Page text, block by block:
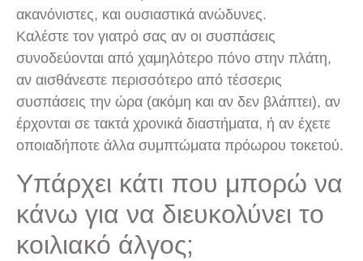
ακανόνιστες, και ουσιαστικά ανώδυνες.
Καλέστε τον γιατρό σας αν οι συσπάσεις
συνοδεύονται από χαμηλότερο πόνο στην πλάτη,
αν αισθάνεστε περισσότερο από τέσσερις
συσπάσεις την ώρα (ακόμη και αν δεν βλάπτει), αν
έρχονται σε τακτά χρονικά διαστήματα, ή αν έχετε
οποιαδήποτε άλλα συμπτώματα πρόωρου τοκετού.
Υπάρχει κάτι που μπορώ να
κάνω για να διευκολύνει το
κοιλιακό άλγος;